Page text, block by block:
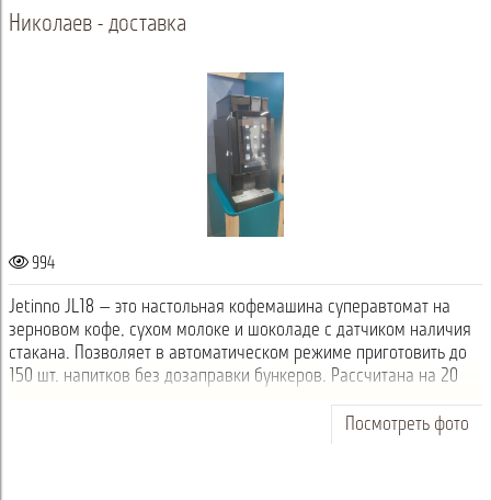
Николаев - доставка
994
Jetinno JL18 — это настольная кофемашина суперавтомат на
зерновом кофе, сухом молоке и шоколаде с датчиком наличия
стакана. Позволяет в автоматическом режиме приготовить до
150 шт. напитков без дозаправки бункеров. Рассчитана на 20
Посмотреть фото